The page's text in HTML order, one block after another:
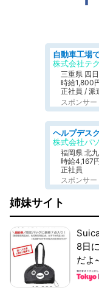
株式会社テ
三重県 四
時給1,800
正社員 / 派
スポンサ
株式会社パ
福岡県 北
時給4,167
正社員
スポンサ
姉妹サイト
8日
だよ~